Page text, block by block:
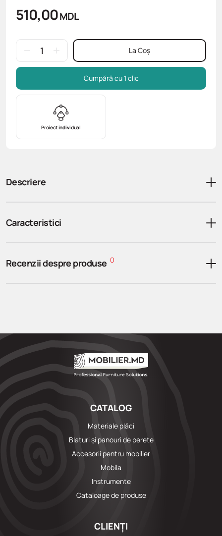
Proiect individual
510,00MDL
La Coș
Cumpără cu 1 clic
Descriere
Caracteristici
Recenzii despre produse 0
CATALOG
Materiale plăci
Blaturi și panouri de perete
Accesorii pentru mobilier
Mobila
Instrumente
Cataloage de produse
CLIENȚI